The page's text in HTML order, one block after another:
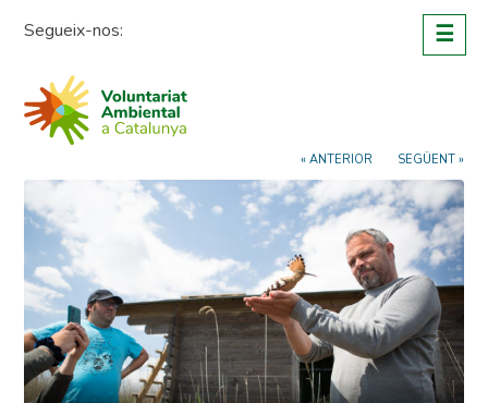
Segueix-nos: ☰
« ANTERIOR SEGÜENT »